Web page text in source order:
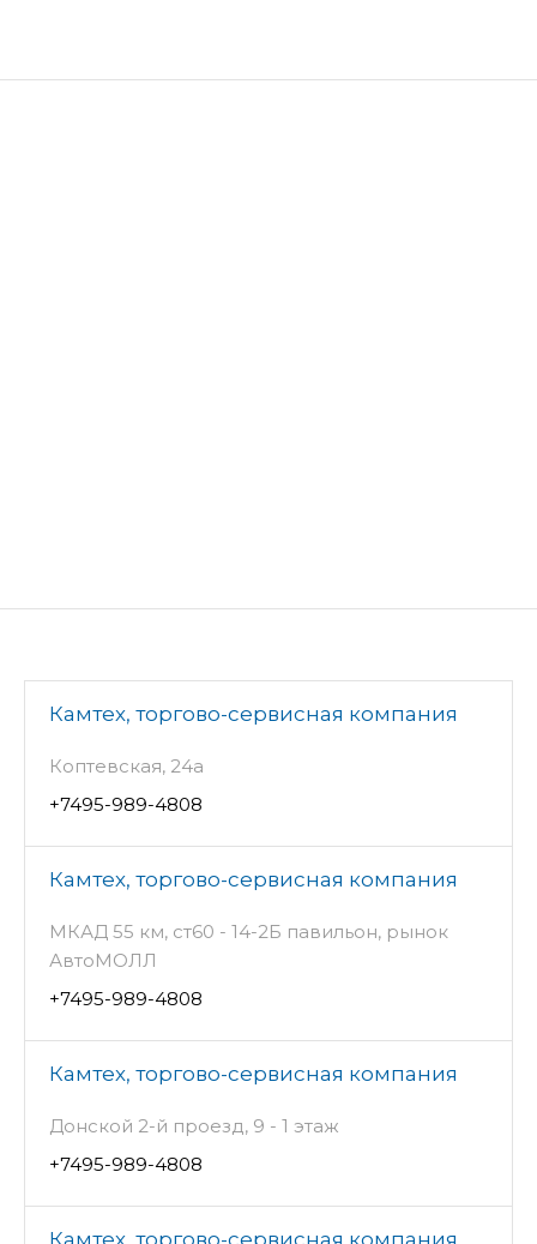
Камтех, торгово-сервисная компания
Коптевская, 24а
+7495-989-4808
Камтех, торгово-сервисная компания
МКАД 55 км, ст60 - 14-2Б павильон, рынок
АвтоМОЛЛ
+7495-989-4808
Камтех, торгово-сервисная компания
Донской 2-й проезд, 9 - 1 этаж
+7495-989-4808
Камтех, торгово-сервисная компания